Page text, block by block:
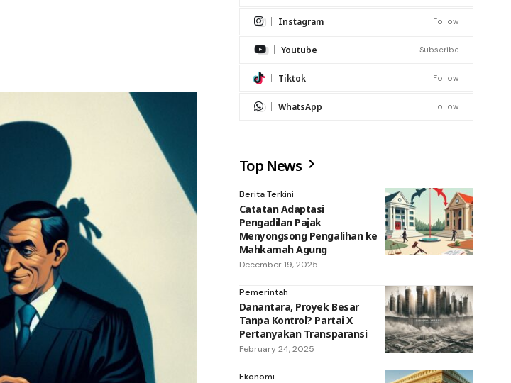
Instagram Follow
Youtube Subscribe
Tiktok Follow
WhatsApp Follow
Top News
Berita Terkini
Catatan Adaptasi
Pengadilan Pajak
Menyongsong Pengalihan ke
Mahkamah Agung
December 19, 2025
Pemerintah
Danantara, Proyek Besar
Tanpa Kontrol? Partai X
Pertanyakan Transparansi
February 24, 2025
Ekonomi